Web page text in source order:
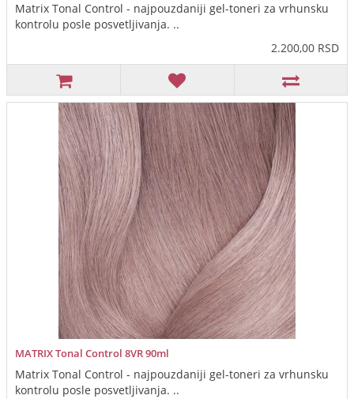
Matrix Tonal Control - najpouzdaniji gel-toneri za vrhunsku
kontrolu posle posvetljivanja. ..
2.200,00 RSD
MATRIX Tonal Control 8VR 90ml
Matrix Tonal Control - najpouzdaniji gel-toneri za vrhunsku
kontrolu posle posvetljivanja. ..